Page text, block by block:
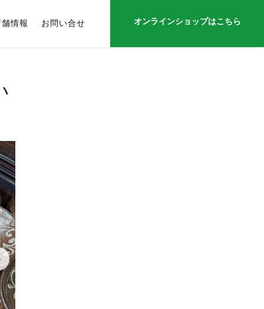
舗情報 お問い合せ オンラインショップはこちら